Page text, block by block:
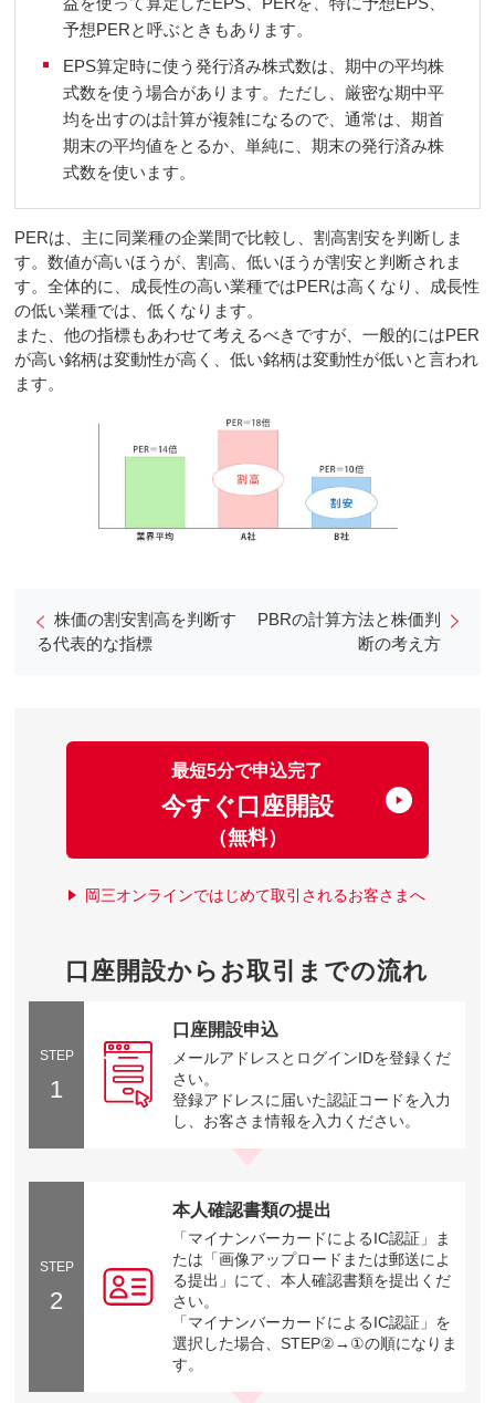
予想PERと呼ぶときもあります。
EPS算定時に使う発行済み株式数は、期中の平均株
式数を使う場合があります。ただし、厳密な期中平
均を出すのは計算が複雑になるので、通常は、期首
期末の平均値をとるか、単純に、期末の発行済み株
式数を使います。
PERは、主に同業種の企業間で比較し、割高割安を判断しま
す。数値が高いほうが、割高、低いほうが割安と判断されま
す。全体的に、成長性の高い業種ではPERは高くなり、成長性
の低い業種では、低くなります。
また、他の指標もあわせて考えるべきですが、一般的にはPER
が高い銘柄は変動性が高く、低い銘柄は変動性が低いと言われ
ます。
株価の割安割高を判断す
る代表的な指標
PBRの計算方法と株価判
断の考え方
最短5分で申込完了
今すぐ口座開設
（無料）
岡三オンラインではじめて取引されるお客さまへ
口座開設からお取引までの流れ
STEP
1
口座開設申込
メールアドレスとログインIDを登録くだ
さい。
登録アドレスに届いた認証コードを入力
し、お客さま情報を入力ください。
STEP
2
本人確認書類の提出
「マイナンバーカードによるIC認証」ま
たは「画像アップロードまたは郵送によ
る提出」にて、本人確認書類を提出くだ
さい。
「マイナンバーカードによるIC認証」を
選択した場合、STEP②→①の順になりま
す。